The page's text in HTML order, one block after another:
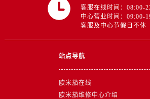
客服在线时间：08:00-
中心营业时间：09:00-
客服及中心节假日不休
站点导航
欧米茄在线
欧米茄维修中心介绍